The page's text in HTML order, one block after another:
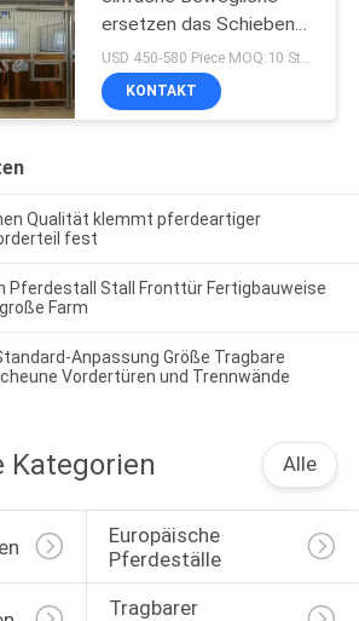
ersetzen das Schieben
des europäischen
Pferds, das Stall Platten
konfrontiert
KONTAKT
Qualität klemmt pferdeartiger
fest
Pferdestall Stall Fronttür Fertigbauweise
Farm
Anpassung Größe Tragbare
Vordertüren und Trennwände
Kategorien Alle
Europäische
Pferdeställe
Tragbarer